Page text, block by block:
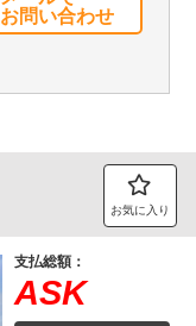
お問い合わせ
お気に入り
支払総額：
ASK